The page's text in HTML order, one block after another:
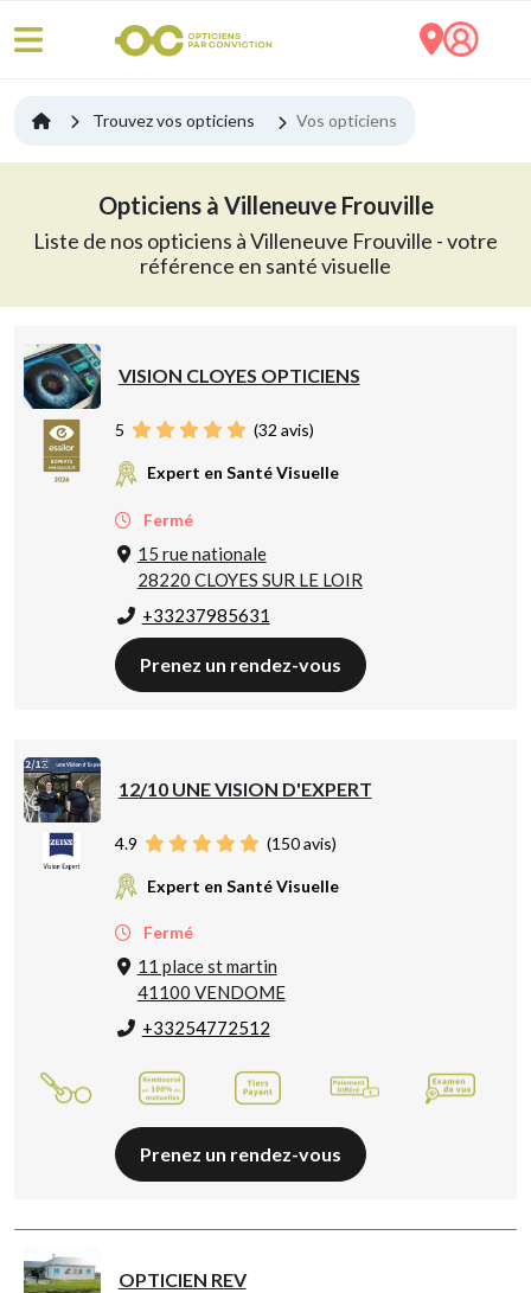
Trouvez vos opticiens Vos opticiens
Opticiens à Villeneuve Frouville
Liste de nos opticiens à Villeneuve Frouville - votre
référence en santé visuelle
VISION CLOYES OPTICIENS
5 (32 avis)
Expert en Santé Visuelle
Fermé
15 rue nationale
28220 CLOYES SUR LE LOIR
+33237985631
Prenez un rendez-vous
12/10 UNE VISION D'EXPERT
4.9 (150avis)
Expert en Santé Visuelle
Fermé
11 place st martin
41100 VENDOME
+33254772512
Prenez un rendez-vous
OPTICIEN REV